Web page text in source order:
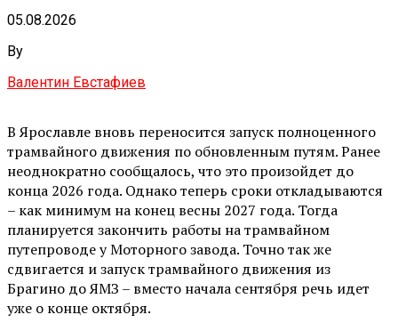
05.08.2026
By
Валентин Евстафиев
В Ярославле вновь переносится запуск полноценного
трамвайного движения по обновленным путям. Ранее
неоднократно сообщалось, что это произойдет до
конца 2026 года. Однако теперь сроки откладываются
– как минимум на конец весны 2027 года. Тогда
планируется закончить работы на трамвайном
путепроводе у Моторного завода. Точно так же
сдвигается и запуск трамвайного движения из
Брагино до ЯМЗ – вместо начала сентября речь идет
уже о конце октября.